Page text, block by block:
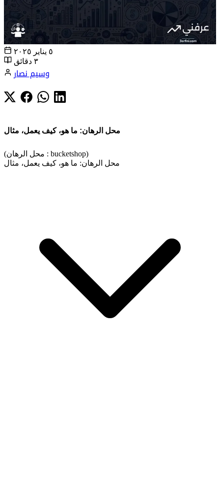
٥ يناير ٢٠٢٥
٣ دقائق
وسيم نصار
محل الرهان: ما هو، كيف يعمل، مثال
(محل الرهان : bucketshop)
محل الرهان: ما هو، كيف يعمل، مثال